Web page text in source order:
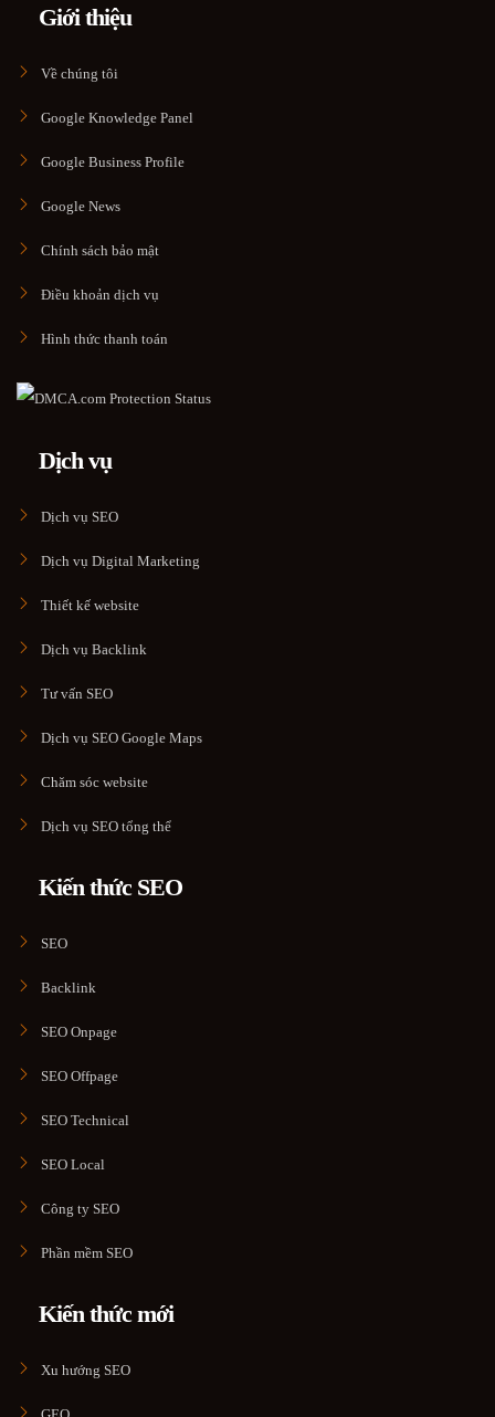
Giới thiệu
Về chúng tôi
Google Knowledge Panel
Google Business Profile
Google News
Chính sách bảo mật
Điều khoản dịch vụ
Hình thức thanh toán
Dịch vụ
Dịch vụ SEO
Dịch vụ Digital Marketing
Thiết kế website
Dịch vụ Backlink
Tư vấn SEO
Dịch vụ SEO Google Maps
Chăm sóc website
Dịch vụ SEO tổng thể
Kiến thức SEO
SEO
Backlink
SEO Onpage
SEO Offpage
SEO Technical
SEO Local
Công ty SEO
Phần mềm SEO
Kiến thức mới
Xu hướng SEO